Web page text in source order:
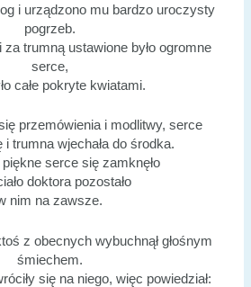
i urządzono mu bardzo uroczysty
pogrzeb.
trumną ustawione było ogromne
serce,
całe pokryte kwiatami.
przemówienia i modlitwy, serce
i trumna wjechała do środka.
serce się zamknęło
doktora pozostało
nim na zawsze.
z obecnych wybuchnął głośnym
śmiechem.
się na niego, więc powiedział: